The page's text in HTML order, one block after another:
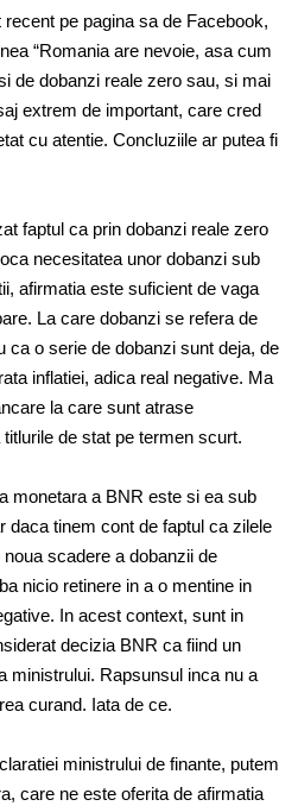
pe pagina sa de Facebook,
“Romania are nevoie, asa cum
de dobanzi reale zero sau, si mai
extrem de important, care cred
cu atentie. Concluziile ar putea fi
faptul ca prin dobanzi reale zero
necesitatea unor dobanzi sub
afirmatia este suficient de vaga
La care dobanzi se refera de
ca o serie de dobanzi sunt deja, de
inflatiei, adica real negative. Ma
la care sunt atrase
de stat pe termen scurt.
monetara a BNR este si ea sub
daca tinem cont de faptul ca zilele
scadere a dobanzii de
nicio retinere in a o mentine in
In acest context, sunt in
decizia BNR ca fiind un
ministrului. Rapsunsul inca nu a
curand. Iata de ce.
ministrului de finante, putem
care ne este oferita de afirmatia